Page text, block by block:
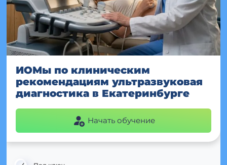
ИОМы по клиническим
рекомендациям ультразвуковая
диагностика в Екатеринбурге
Начать обучение